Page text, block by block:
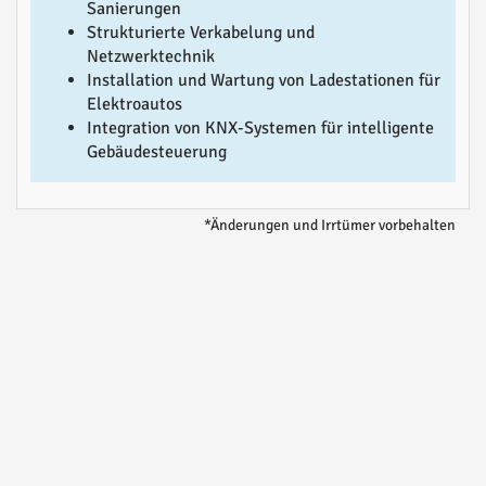
Sanierungen
Strukturierte Verkabelung und
Netzwerktechnik
Installation und Wartung von Ladestationen für
Elektroautos
Integration von KNX-Systemen für intelligente
Gebäudesteuerung
*Änderungen und Irrtümer vorbehalten